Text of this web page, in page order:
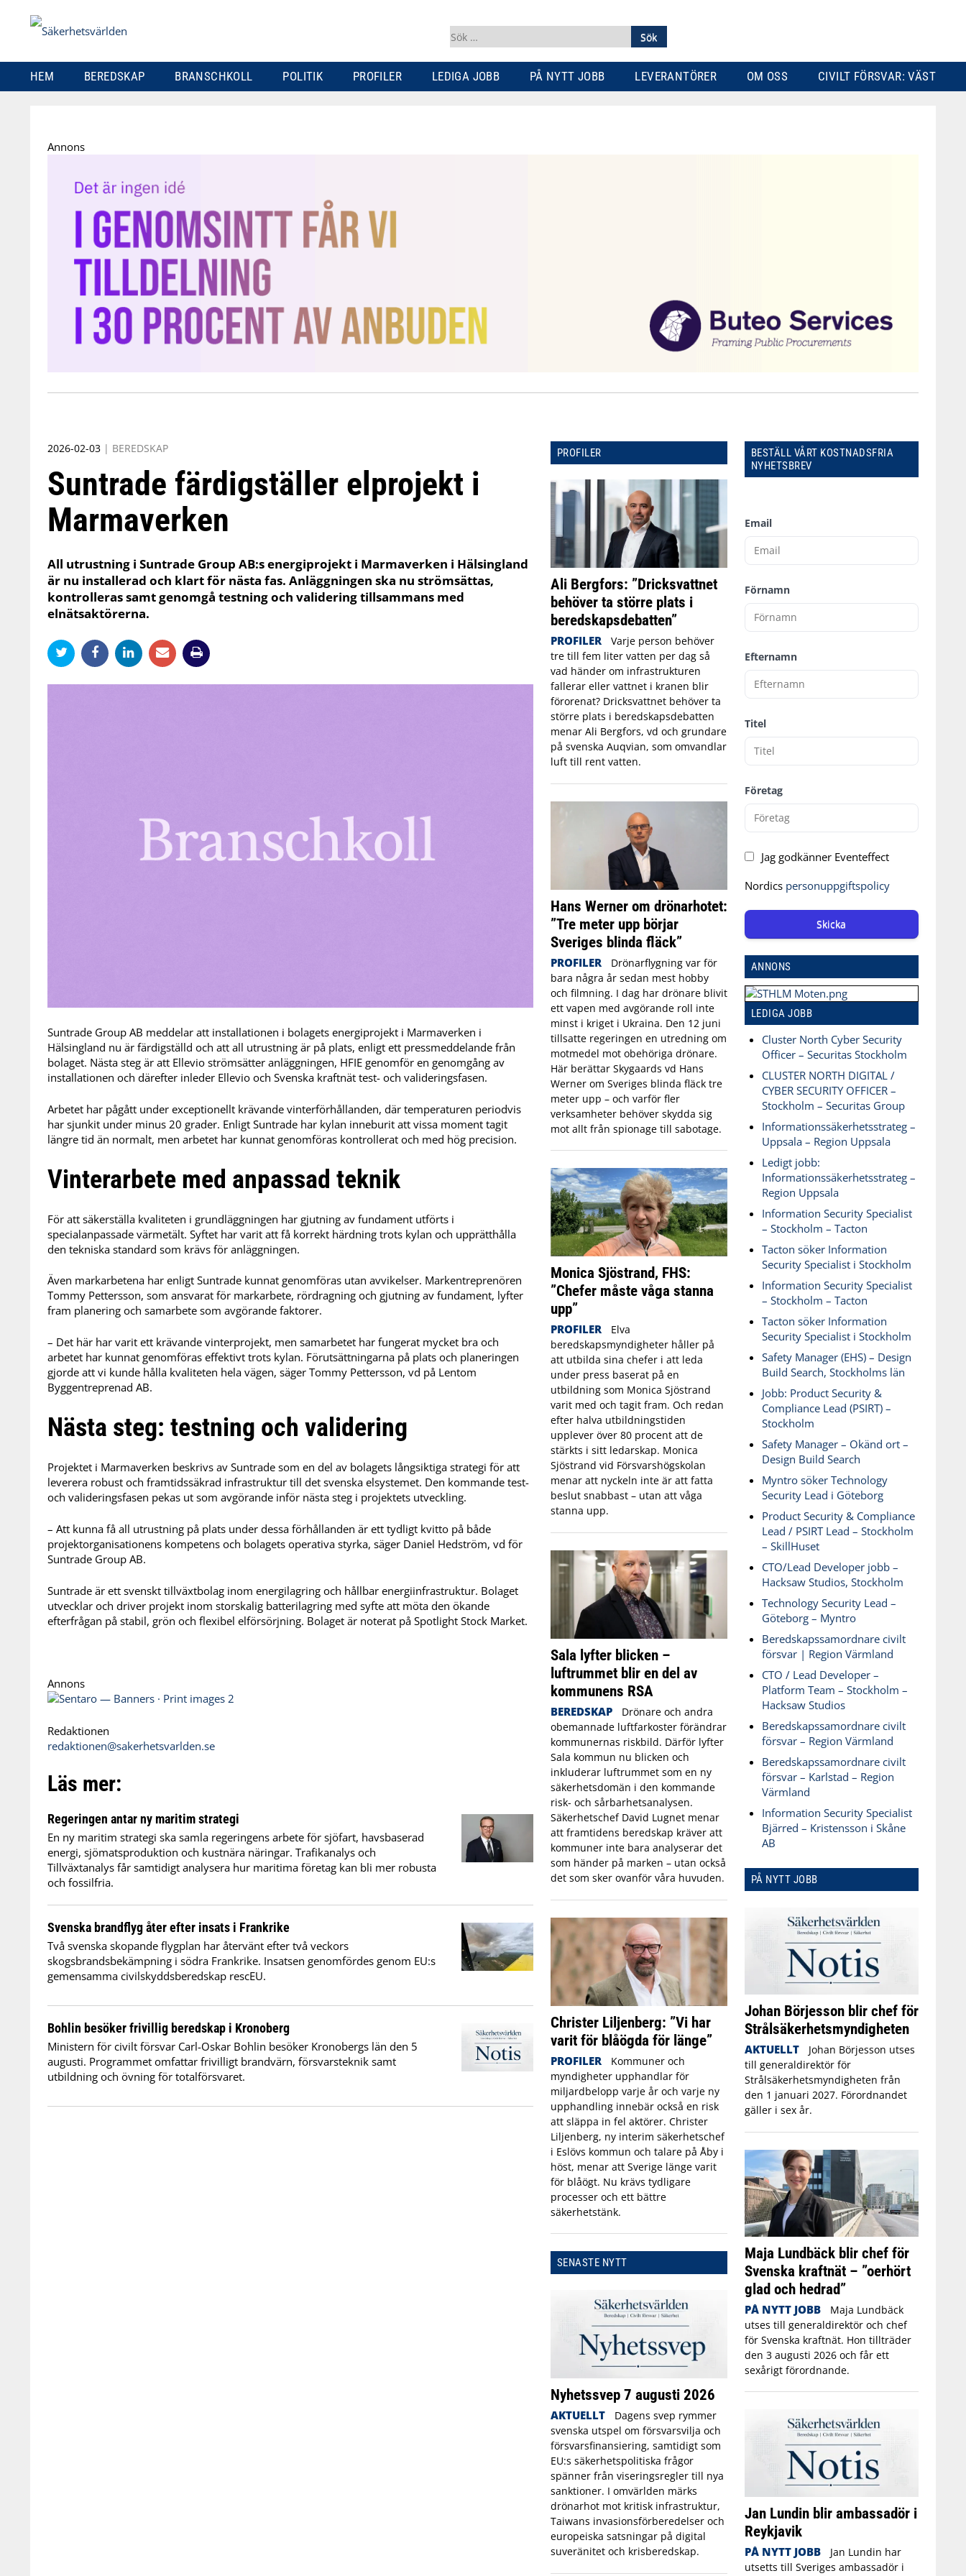
Sök
efter:
HEM BEREDSKAP BRANSCHKOLL POLITIK PROFILER LEDIGA JOBB PÅ NYTT JOBB LEVERANTÖRER OM OSS CIVILT FÖRSVAR: VÄST
to
Annons
2026-02-03 | BEREDSKAP
Suntrade färdigställer elprojekt i
Marmaverken
All utrustning i Suntrade Group AB:s energiprojekt i Marmaverken i Hälsingland
är nu installerad och klart för nästa fas. Anläggningen ska nu strömsättas,
kontrolleras samt genomgå testning och validering tillsammans med
elnätsaktörerna.
Suntrade Group AB meddelar att installationen i bolagets energiprojekt i Marmaverken i
Hälsingland nu är färdigställd och att all utrustning är på plats, enligt ett pressmeddelande från
bolaget. Nästa steg är att Ellevio strömsätter anläggningen, HFIE genomför en genomgång av
installationen och därefter inleder Ellevio och Svenska kraftnät test- och valideringsfasen.
Arbetet har pågått under exceptionellt krävande vinterförhållanden, där temperaturen periodvis
har sjunkit under minus 20 grader. Enligt Suntrade har kylan inneburit att vissa moment tagit
längre tid än normalt, men arbetet har kunnat genomföras kontrollerat och med hög precision.
Vinterarbete med anpassad teknik
För att säkerställa kvaliteten i grundläggningen har gjutning av fundament utförts i
specialanpassade värmetält. Syftet har varit att få korrekt härdning trots kylan och upprätthålla
den tekniska standard som krävs för anläggningen.
Även markarbetena har enligt Suntrade kunnat genomföras utan avvikelser. Markentreprenören
Tommy Pettersson, som ansvarat för markarbete, rördragning och gjutning av fundament, lyfter
fram planering och samarbete som avgörande faktorer.
– Det här har varit ett krävande vinterprojekt, men samarbetet har fungerat mycket bra och
arbetet har kunnat genomföras effektivt trots kylan. Förutsättningarna på plats och planeringen
gjorde att vi kunde hålla kvaliteten hela vägen, säger Tommy Pettersson, vd på Lentom
Byggentreprenad AB.
Nästa steg: testning och validering
Projektet i Marmaverken beskrivs av Suntrade som en del av bolagets långsiktiga strategi för att
leverera robust och framtidssäkrad infrastruktur till det svenska elsystemet. Den kommande test-
och valideringsfasen pekas ut som avgörande inför nästa steg i projektets utveckling.
– Att kunna få all utrustning på plats under dessa förhållanden är ett tydligt kvitto på både
projektorganisationens kompetens och bolagets operativa styrka, säger Daniel Hedström, vd för
Suntrade Group AB.
Suntrade är ett svenskt tillväxtbolag inom energilagring och hållbar energiinfrastruktur. Bolaget
utvecklar och driver projekt inom storskalig batterilagring med syfte att möta den ökande
efterfrågan på stabil, grön och flexibel elförsörjning. Bolaget är noterat på Spotlight Stock Market.
Annons
Redaktionen
redaktionen@sakerhetsvarlden.se
Läs mer:
Regeringen antar ny maritim strategi
En ny maritim strategi ska samla regeringens arbete för sjöfart, havsbaserad
energi, sjömatsproduktion och kustnära näringar. Trafikanalys och
Tillväxtanalys får samtidigt analysera hur maritima företag kan bli mer robusta
och fossilfria.
Svenska brandflyg åter efter insats i Frankrike
Två svenska skopande flygplan har återvänt efter två veckors
skogsbrandsbekämpning i södra Frankrike. Insatsen genomfördes genom EU:s
gemensamma civilskyddsberedskap rescEU.
Bohlin besöker frivillig beredskap i Kronoberg
Ministern för civilt försvar Carl-Oskar Bohlin besöker Kronobergs län den 5
augusti. Programmet omfattar frivilligt brandvärn, försvarsteknik samt
utbildning och övning för totalförsvaret.
PROFILER
Ali Bergfors: ”Dricksvattnet
behöver ta större plats i
beredskapsdebatten”
PROFILER
Varje person behöver
tre till fem liter vatten per dag så
vad händer om infrastrukturen
fallerar eller vattnet i kranen blir
förorenat? Dricksvattnet behöver ta
större plats i beredskapsdebatten
menar Ali Bergfors, vd och grundare
på svenska Auqvian, som omvandlar
luft till rent vatten.
Hans Werner om drönarhotet:
”Tre meter upp börjar
Sveriges blinda fläck”
PROFILER
Drönarflygning var för
bara några år sedan mest hobby
och filmning. I dag har drönare blivit
ett vapen med avgörande roll inte
minst i kriget i Ukraina. Den 12 juni
tillsatte regeringen en utredning om
motmedel mot obehöriga drönare.
Här berättar Skygaards vd Hans
Werner om Sveriges blinda fläck tre
meter upp – och varför fler
verksamheter behöver skydda sig
mot allt från spionage till sabotage.
Monica Sjöstrand, FHS:
”Chefer måste våga stanna
upp”
PROFILER
Elva
beredskapsmyndigheter håller på
att utbilda sina chefer i att leda
under press baserat på en
utbildning som Monica Sjöstrand
varit med och tagit fram. Och redan
efter halva utbildningstiden
upplever över 80 procent att de
stärkts i sitt ledarskap. Monica
Sjöstrand vid Försvarshögskolan
menar att nyckeln inte är att fatta
beslut snabbast – utan att våga
stanna upp.
Sala lyfter blicken –
luftrummet blir en del av
kommunens RSA
BEREDSKAP
Drönare och andra
obemannade luftfarkoster förändrar
kommunernas riskbild. Därför lyfter
Sala kommun nu blicken och
inkluderar luftrummet som en ny
säkerhetsdomän i den kommande
risk- och sårbarhetsanalysen.
Säkerhetschef David Lugnet menar
att framtidens beredskap kräver att
kommuner inte bara analyserar det
som händer på marken – utan också
det som sker ovanför våra huvuden.
Christer Liljenberg: ”Vi har
varit för blåögda för länge”
PROFILER
Kommuner och
myndigheter upphandlar för
miljardbelopp varje år och varje ny
upphandling innebär också en risk
att släppa in fel aktörer. Christer
Liljenberg, ny interim säkerhetschef
i Eslövs kommun och talare på Åby i
höst, menar att Sverige länge varit
för blåögt. Nu krävs tydligare
processer och ett bättre
säkerhetstänk.
SENASTE NYTT
Nyhetssvep 7 augusti 2026
AKTUELLT
Dagens svep rymmer
svenska utspel om försvarsvilja och
försvarsfinansiering, samtidigt som
EU:s säkerhetspolitiska frågor
spänner från viseringsregler till nya
sanktioner. I omvärlden märks
drönarhot mot kritisk infrastruktur,
Taiwans invasionsförberedelser och
europeiska satsningar på digital
suveränitet och krisberedskap.
BESTÄLL VÅRT KOSTNADSFRIA
NYHETSBREV
Email
Förnamn
Efternamn
Titel
Företag
Jag godkänner Eventeffect
Nordics personuppgiftspolicy
Skicka
ANNONS
LEDIGA JOBB
Cluster North Cyber Security
Officer – Securitas Stockholm
CLUSTER NORTH DIGITAL /
CYBER SECURITY OFFICER –
Stockholm – Securitas Group
Informationssäkerhetsstrateg –
Uppsala – Region Uppsala
Ledigt jobb:
Informationssäkerhetsstrateg –
Region Uppsala
Information Security Specialist
– Stockholm – Tacton
Tacton söker Information
Security Specialist i Stockholm
Information Security Specialist
– Stockholm – Tacton
Tacton söker Information
Security Specialist i Stockholm
Safety Manager (EHS) – Design
Build Search, Stockholms län
Jobb: Product Security &
Compliance Lead (PSIRT) –
Stockholm
Safety Manager – Okänd ort –
Design Build Search
Myntro söker Technology
Security Lead i Göteborg
Product Security & Compliance
Lead / PSIRT Lead – Stockholm
– SkillHuset
CTO/Lead Developer jobb –
Hacksaw Studios, Stockholm
Technology Security Lead –
Göteborg – Myntro
Beredskapssamordnare civilt
försvar | Region Värmland
CTO / Lead Developer –
Platform Team – Stockholm –
Hacksaw Studios
Beredskapssamordnare civilt
försvar – Region Värmland
Beredskapssamordnare civilt
försvar – Karlstad – Region
Värmland
Information Security Specialist
Bjärred – Kristensson i Skåne
AB
PÅ NYTT JOBB
Johan Börjesson blir chef för
Strålsäkerhetsmyndigheten
AKTUELLT
Johan Börjesson utses
till generaldirektör för
Strålsäkerhetsmyndigheten från
den 1 januari 2027. Förordnandet
gäller i sex år.
Maja Lundbäck blir chef för
Svenska kraftnät – ”oerhört
glad och hedrad”
PÅ NYTT JOBB
Maja Lundbäck
utses till generaldirektör och chef
för Svenska kraftnät. Hon tillträder
den 3 augusti 2026 och får ett
sexårigt förordnande.
Jan Lundin blir ambassadör i
Reykjavik
PÅ NYTT JOBB
Jan Lundin har
utsetts till Sveriges ambassadör i